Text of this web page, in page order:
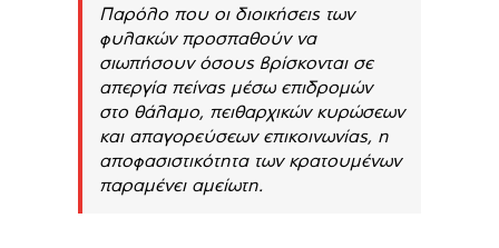
Παρόλο που οι διοικήσεις των
φυλακών προσπαθούν να
σιωπήσουν όσους βρίσκονται σε
απεργία πείνας μέσω επιδρομών
στο θάλαμο, πειθαρχικών κυρώσεων
και απαγορεύσεων επικοινωνίας, η
αποφασιστικότητα των κρατουμένων
παραμένει αμείωτη.